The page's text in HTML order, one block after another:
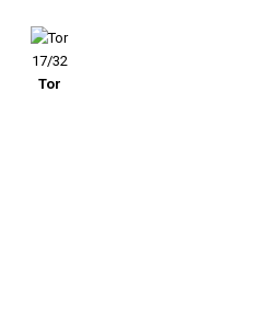
17/32
Tor